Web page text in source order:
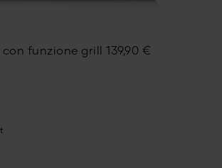
con funzione grill 139,90 €